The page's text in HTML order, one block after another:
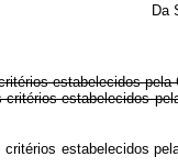
Da
estabelecidos
critérios estabelecidos
critérios